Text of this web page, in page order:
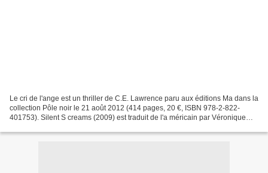
Le cri de l'ange est un thriller de C.E. Lawrence paru aux éditions Ma dans la
collection Pôle noir le 21 août 2012 (414 pages, 20 €, ISBN 978-2-822-
401753). Silent S creams (2009) est traduit de l'a méricain par Véronique